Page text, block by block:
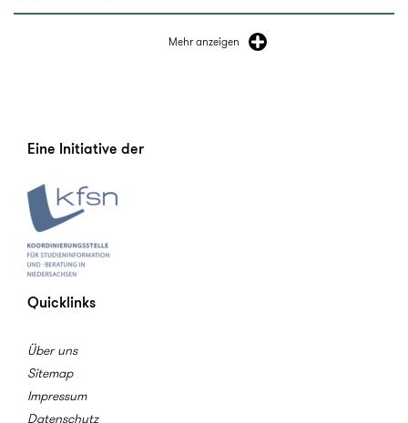
Mehr anzeigen
Eine Initiative der
Quicklinks
Über uns
Sitemap
Impressum
Datenschutz